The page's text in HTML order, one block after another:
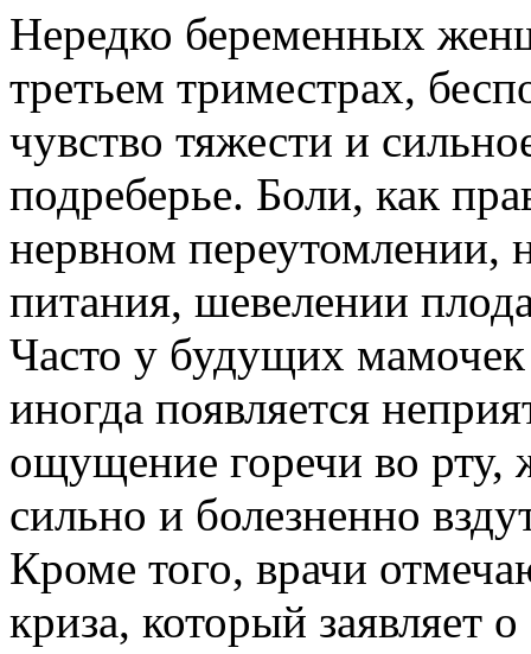
Нередко беременных
третьем триместрах,
чувство тяжести и
подреберье. Боли, как
нервном переутомлении,
питания, шевелении
Часто у будущих
иногда появляется
ощущение горечи во
сильно и болезненно
Кроме того, врачи
криза, который заявляет